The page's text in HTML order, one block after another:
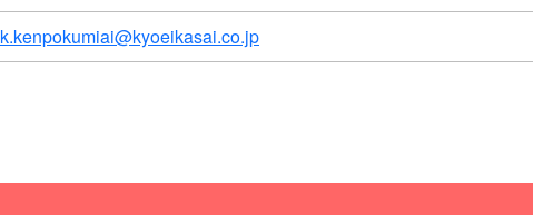
k.kenpokumiai@kyoeikasai.co.jp